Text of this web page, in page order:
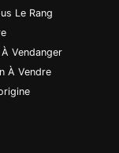
Le Rang
Vendanger
À Vendre